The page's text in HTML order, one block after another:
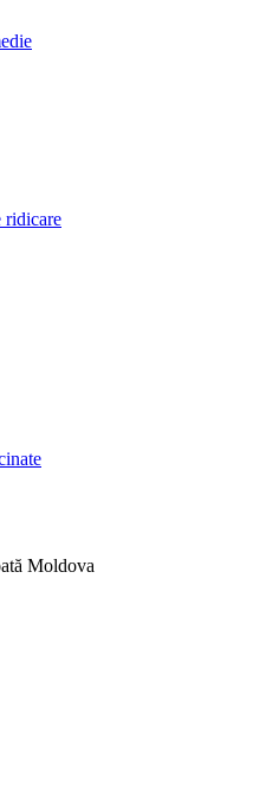
ridicare
Moldova